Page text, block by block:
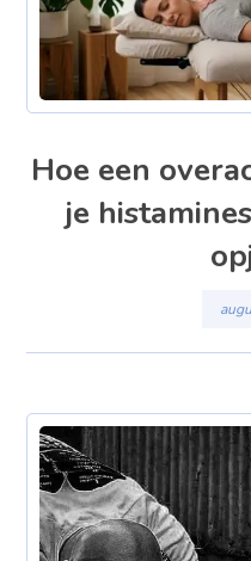
Hoe een
je